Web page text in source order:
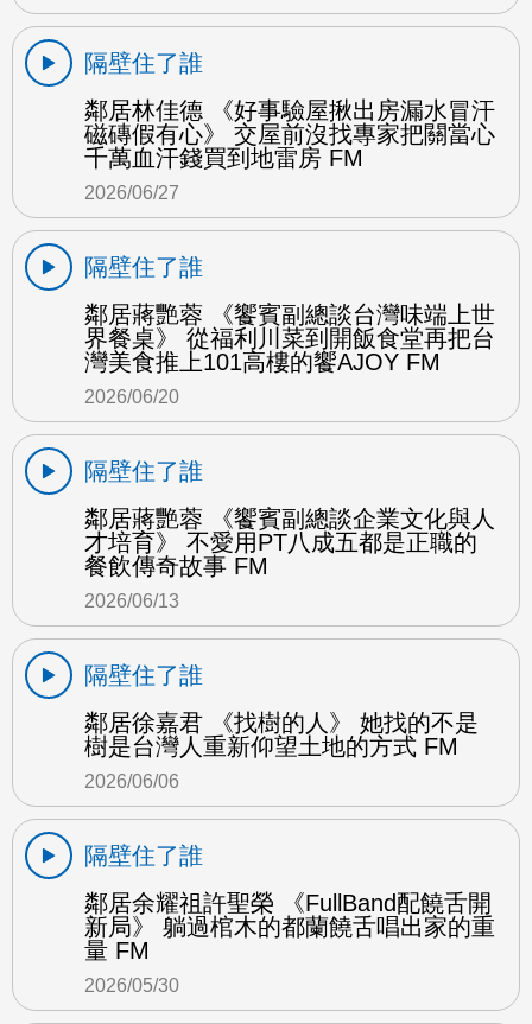
隔壁住了誰
鄰居林佳德 《好事驗屋揪出房漏水冒汗
磁磚假有心》 交屋前沒找專家把關當心
千萬血汗錢買到地雷房 FM
2026/06/27
隔壁住了誰
鄰居蔣艷蓉 《饗賓副總談台灣味端上世
界餐桌》 從福利川菜到開飯食堂再把台
灣美食推上101高樓的饗AJOY FM
2026/06/20
隔壁住了誰
鄰居蔣艷蓉 《饗賓副總談企業文化與人
才培育》 不愛用PT八成五都是正職的
餐飲傳奇故事 FM
2026/06/13
隔壁住了誰
鄰居徐嘉君 《找樹的人》 她找的不是
樹是台灣人重新仰望土地的方式 FM
2026/06/06
隔壁住了誰
鄰居余耀祖許聖榮 《FullBand配饒舌開
新局》 躺過棺木的都蘭饒舌唱出家的重
量 FM
2026/05/30